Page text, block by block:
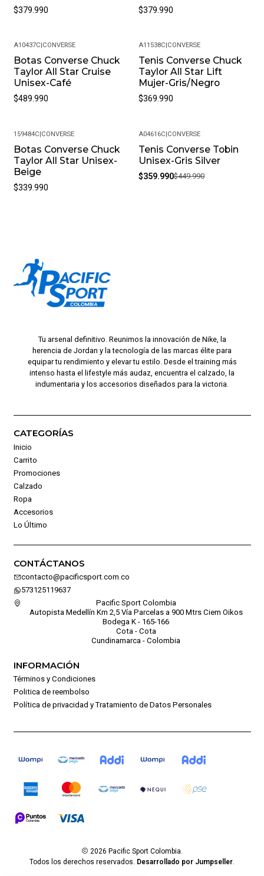
$379.990 $379.990
A10437C CONVERSE
Botas Converse Chuck
Taylor All Star Cruise
Unisex-Café
$489.990
A11538C CONVERSE
Tenis Converse Chuck
Taylor All Star Lift
Mujer-Gris/Negro
$369.990
159484C CONVERSE
Botas Converse Chuck
Taylor All Star Unisex-
Beige
$339.990
-20%
A04616C CONVERSE
Tenis Converse Tobin
Unisex-Gris Silver
$359.990$449.990
Tu arsenal definitivo. Reunimos la innovación de Nike, la
herencia de Jordan y la tecnología de las marcas élite para
equipar tu rendimiento y elevar tu estilo. Desde el training más
intenso hasta el lifestyle más audaz, encuentra el calzado, la
indumentaria y los accesorios diseñados para la victoria.
CATEGORÍAS
Inicio
Carrito
Promociones
Calzado
Ropa
Accesorios
Lo Último
CONTÁCTANOS
contacto@pacificsport.com.co
573125119637
Pacific Sport Colombia
Autopista Medellín Km 2,5 Vía Parcelas a 900 Mtrs Ciem Oikos
Bodega K - 165-166
Cota - Cota
Cundinamarca - Colombia
INFORMACIÓN
Términos y Condiciones
Politica de reembolso
Política de privacidad y Tratamiento de Datos Personales
2026 Pacific Sport Colombia.
Todos los derechos reservados. Desarrollado por Jumpseller.